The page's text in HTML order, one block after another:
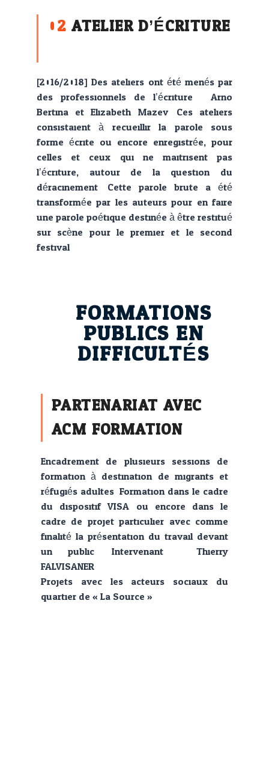
02ATELIER D’ÉCRITURE
[2016/2018] Des ateliers ont été menés par
des professionnels de l’écriture : Arno
Bertina et Elizabeth Mazev. Ces ateliers
consistaient à recueillir la parole sous
forme écrite ou encore enregistrée, pour
celles et ceux qui ne maitrisent pas
l’écriture, autour de la question du
déracinement. Cette parole brute a été
transformée par les auteurs pour en faire
une parole poétique destinée à être restitué
sur scène pour le premier et le second
festival.
FORMATIONS
PUBLICS EN
DIFFICULTÉS
PARTENARIAT AVEC
ACM FORMATION
Encadrement de plusieurs sessions de
formation à destination de migrants et
réfugiés adultes. Formation dans le cadre
du dispositif VISA ou encore dans le
cadre de projet particulier avec comme
finalité la présentation du travail devant
un public. Intervenant : Thierry
FALVISANER
Projets avec les acteurs sociaux du
quartier de « La Source »